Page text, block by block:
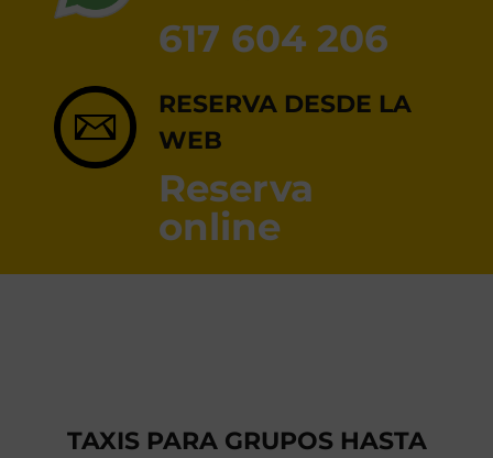
617 604 206
RESERVA DESDE LA
WEB
Reserva
online
TAXIS PARA GRUPOS HASTA